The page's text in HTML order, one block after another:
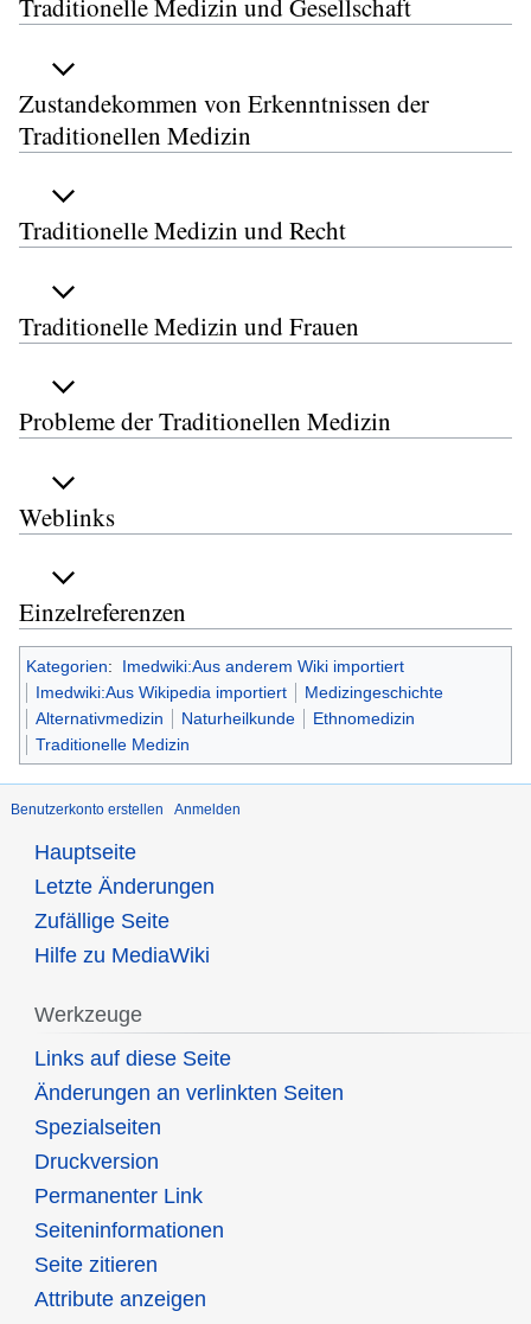
Traditionelle Medizin und Gesellschaft
Zustandekommen von Erkenntnissen der
Traditionellen Medizin
Traditionelle Medizin und Recht
Traditionelle Medizin und Frauen
Probleme der Traditionellen Medizin
Weblinks
Einzelreferenzen
Kategorien:
Imedwiki:Aus anderem Wiki importiert
Imedwiki:Aus Wikipedia importiert
Medizingeschichte
Alternativmedizin
Naturheilkunde
Ethnomedizin
Traditionelle Medizin
Benutzerkonto erstellen Anmelden
Hauptseite
Letzte Änderungen
Zufällige Seite
Hilfe zu MediaWiki
Werkzeuge
Links auf diese Seite
Änderungen an verlinkten Seiten
Spezialseiten
Druckversion
Permanenter Link
Seiten­informationen
Seite zitieren
Attribute anzeigen